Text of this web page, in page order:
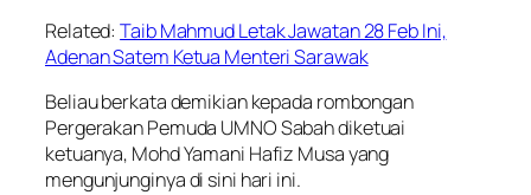
Related:Taib Mahmud Letak Jawatan 28 Feb Ini,
Adenan Satem Ketua Menteri Sarawak
Beliau berkata demikian kepada rombongan
Pergerakan Pemuda UMNO Sabah diketuai
ketuanya, Mohd Yamani Hafiz Musa yang
mengunjunginya di sini hari ini.